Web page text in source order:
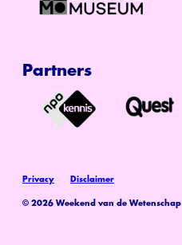
Partners
© 2026 Weekend van de Wetenschap
Privacy Disclaimer